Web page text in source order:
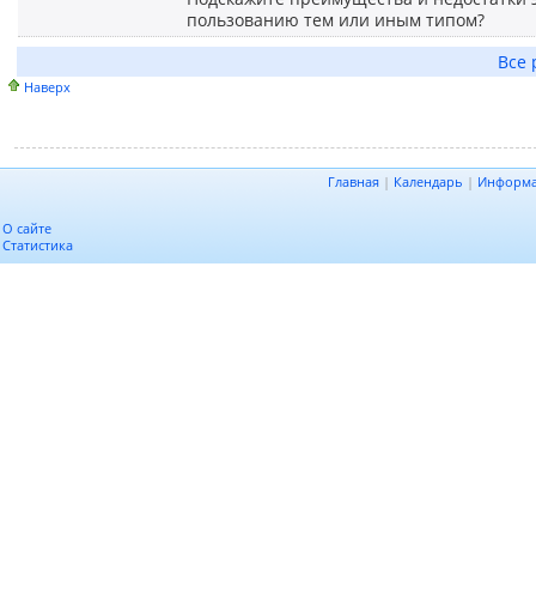
пользованию тем или иным типом?
Все
Наверх
Главная | Календарь |
О сайте
Статистика